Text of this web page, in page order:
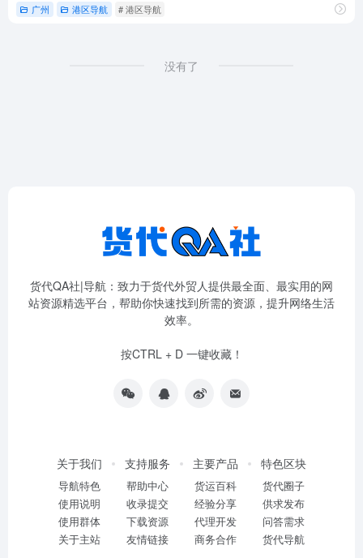
广州 港区导航 # 港区导航
没有了
货代QA社|导航：致力于货代外贸人提供最全面、最实用的网
站资源精选平台，帮助你快速找到所需的资源，提升网络生活
效率。
按CTRL + D 一键收藏！
关于我们
导航特色
使用说明
使用群体
关于主站
支持服务
帮助中心
收录提交
下载资源
友情链接
主要产品
货运百科
经验分享
代理开发
商务合作
特色区块
货代圈子
供求发布
问答需求
货代导航